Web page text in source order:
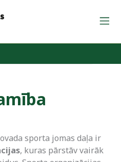
sporta jomas daļa ir
, kuras pārstāv vairāk